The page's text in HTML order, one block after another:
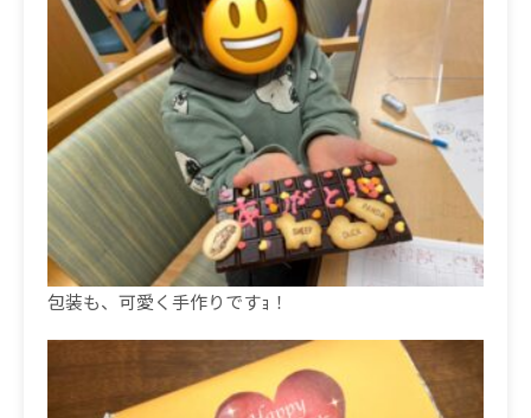
包装も、可愛く手作りですｮ！